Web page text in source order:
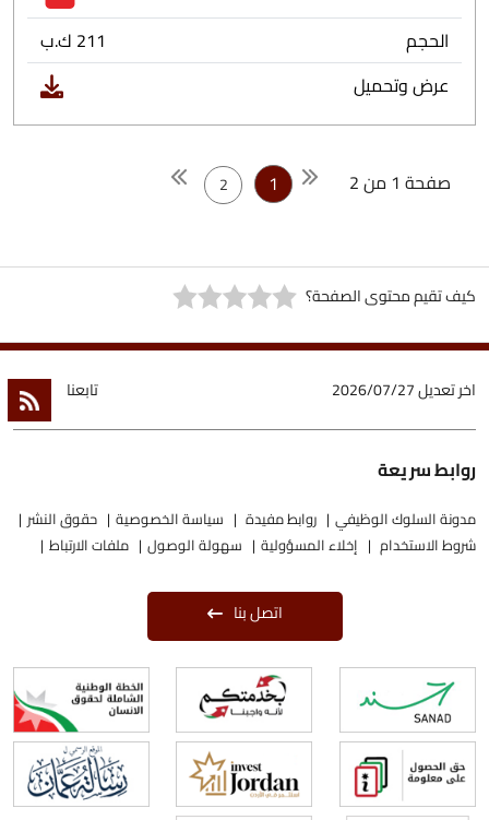
الحجم
211 ك.ب
عرض وتحميل
صفحة 1 من 2 1
2
كيف تقيم محتوى الصفحة؟
اخر تعديل2026/07/27 تابعنا
روابط سريعة
مدونة السلوك الوظيفي روابط مفيدة سياسة الخصوصية
حقوق النشر
شروط الاستخدام
إخلاء المسؤولية سهولة الوصول ملفات الارتباط
اتصل بنا